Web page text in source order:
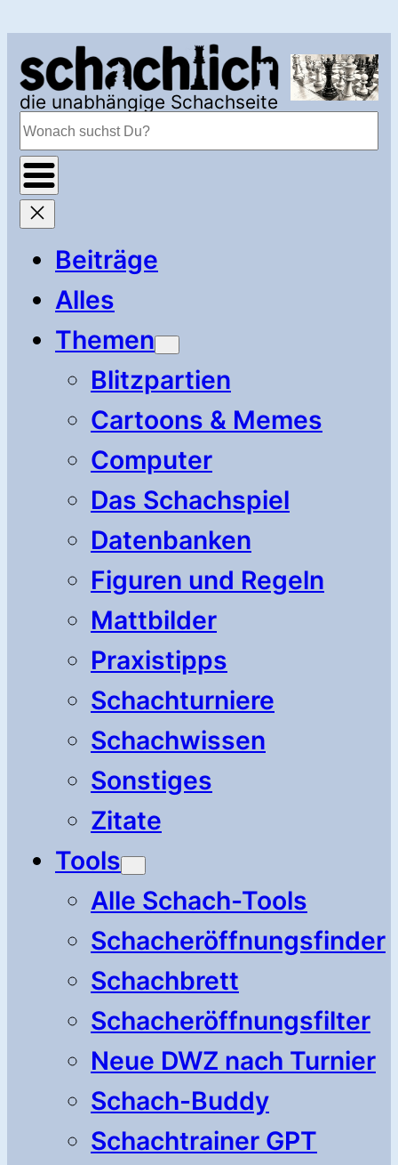
springen
die unabhängige Schachseite
Suchen
Beiträge
Alles
Themen
Blitzpartien
Cartoons & Memes
Computer
Das Schachspiel
Datenbanken
Figuren und Regeln
Mattbilder
Praxistipps
Schachturniere
Schachwissen
Sonstiges
Zitate
Tools
Alle Schach-Tools
Schacheröffnungsfinder
Schachbrett
Schacheröffnungsfilter
Neue DWZ nach Turnier
Schach-Buddy
Schachtrainer GPT